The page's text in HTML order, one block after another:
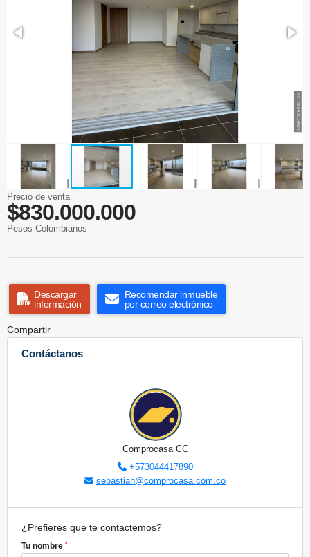
Precio de venta
$830.000.000
Pesos Colombianos
Descargar
información
Recomendar inmueble
por correo electrónico
Compartir
Contáctanos
Comprocasa CC
+573044417890
sebastian@comprocasa.com.co
¿Prefieres que te contactemos?
Tu nombre *